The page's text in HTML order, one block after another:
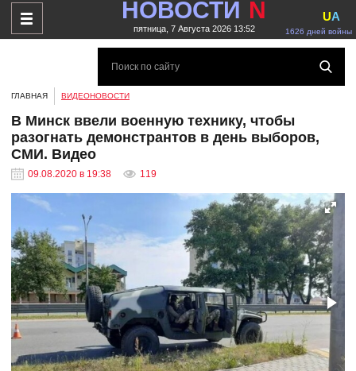
НОВОСТИ N
пятница, 7 Августа 2026 13:52 1626 дней войны
UA
ГЛАВНАЯ ВИДЕОНОВОСТИ
В Минск ввели военную технику, чтобы
разогнать демонстрантов в день выборов,
СМИ. Видео
09.08.2020 в 19:38 119